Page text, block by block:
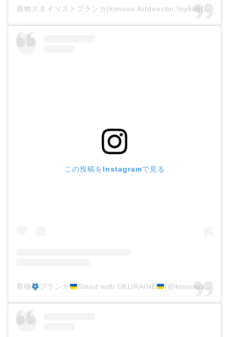
この投稿をInstagramで見る
着物 ブランカ Stand with UKURAINE (@kimonostylist_blanca_)がシェアした投稿